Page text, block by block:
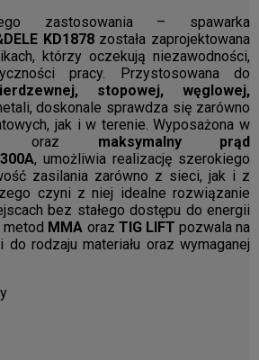
zastosowania – spawarka
KD1878została zaprojektowana
którzy oczekują niezawodności,
pracy. Przystosowana do
stopowej, węglowej,
doskonale sprawdza się zarówno
jak i w terenie. Wyposażona w
maksymalny prąd
300A, umożliwia realizację szerokiego
zasilania zarówno z sieci, jak i z
czyni z niej idealne rozwiązanie
bez stałego dostępu do energii
metod MMA oraz TIG LIFT pozwala na
do rodzaju materiału oraz wymaganej